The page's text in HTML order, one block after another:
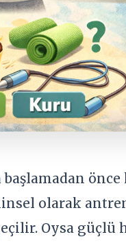
olarak
Oysa güçlü